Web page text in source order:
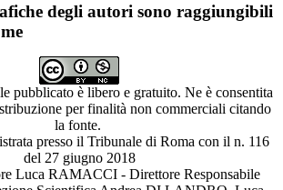
degli autori sono raggiungibili
pubblicato è libero e gratuito. Ne è consentita
per finalità non commerciali citando
la fonte.
presso il Tribunale di Roma con il n. 116
del 27 giugno 2018
Luca RAMACCI - Direttore Responsabile